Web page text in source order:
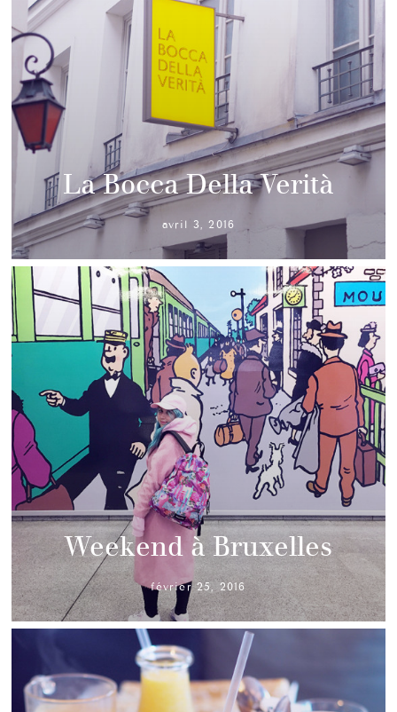
La Bocca Della Verità
avril 3, 2016
Weekend à Bruxelles
février 25, 2016